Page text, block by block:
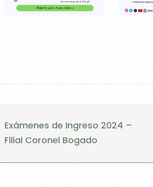
Exámenes de Ingreso 2024 –
Filial Coronel Bogado